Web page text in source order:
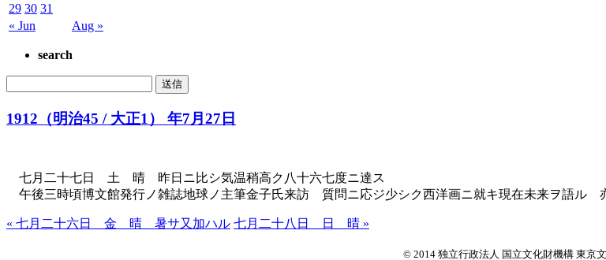
« Jun Aug »
29 30 31
search
1912（明治45 / 大正1） 年7月27日
七月二十七日 土 晴 昨日ニ比シ気温稍高ク八十六七度ニ達ス
午後三時頃博文館発行ノ雑誌地球ノ主筆金子氏来訪 質問ニ応ジ少シク西洋画ニ就キ現在未来ヲ語ル
« 七月二十六日 金 晴 暑サ又加ハル 七月二十八日 日 晴 »
© 2014 独立行政法人 国立文化財機構 東京